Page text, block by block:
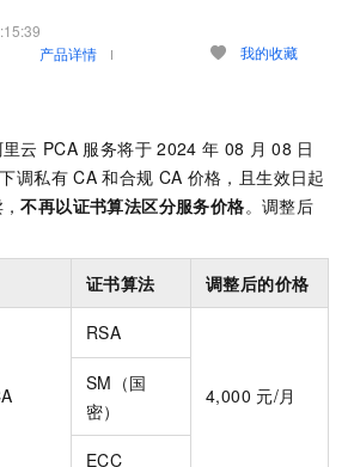
产品详情 我的收藏
云 PCA 服务将于 2024 年 08 月 08 日
调私有 CA 和合规 CA 价格，且生效日起
不再以证书算法区分服务价格。调整后
证书算法 调整后的价格
RSA
4,000 元/月
SM（国
密）
ECC